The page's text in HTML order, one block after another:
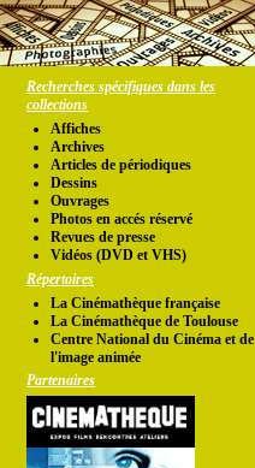
Recherches spécifiques dans les
collections
Affiches
Archives
Articles de périodiques
Dessins
Ouvrages
Photos en accés réservé
Revues de presse
Vidéos (DVD et VHS)
Répertoires
La Cinémathèque française
La Cinémathèque de Toulouse
Centre National du Cinéma et de
l'image animée
Partenaires